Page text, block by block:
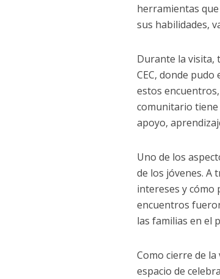
herramientas
sus habilidades,
Durante la visita,
CEC, donde
estos
comunitario tiene
apoyo,
Uno de los
de los jóvenes. A
intereses y cómo
encuentros
las familias en el
Como cierre de
espacio de